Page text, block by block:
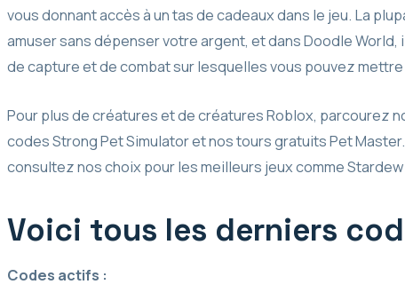
vous donnant accès à un tas de cadeaux dans le jeu. La
amuser sans dépenser votre argent, et dans Doodle
de capture et de combat sur lesquelles vous pouvez mettre
Pour plus de créatures et de créatures Roblox, parcourez
codes Strong Pet Simulator et nos tours gratuits Pet
consultez nos choix pour les meilleurs jeux comme
Voici tous les derniers
Codes actifs :